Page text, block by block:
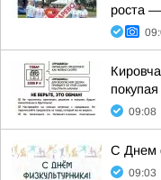
роста
09:08
С Днем
09:03